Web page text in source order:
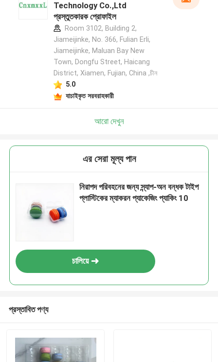
Technology Co.,Ltd
প্রস্তুতকারক প্রোফাইল
Room 3102, Building 2,
Jiameijinke, No. 366, Fulian Erli,
Jiameijinke, Maluan Bay New
Town, Dongfu Street, Haicang
District, Xiamen, Fujian, China ,চীন
5.0
যাচাইকৃত সরবরাহকারী
আরো দেখুন
এর সেরা মূল্য পান
নিরাপদ পরিবহনের জন্য স্ন্যাপ-অন বন্ধক টাইপ
প্লাস্টিকের ম্যাকরন প্যাকেজিং প্যাকিং 10
চালিয়ে
প্রস্তাবিত পণ্য